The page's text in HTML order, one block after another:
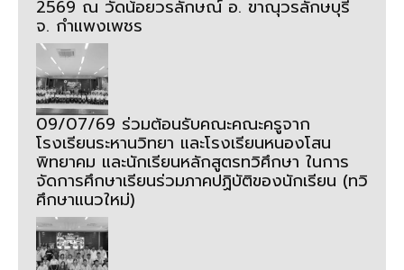
2569 ณ วัดน้อยวรลักษณ์ อ. ขาณุวรลักษบุรี
จ. กำแพงเพชร
09/07/69 ร่วมต้อนรับคณะคณะครูจาก
โรงเรียนระหานวิทยา และโรงเรียนหนองโสน
พิทยาคม และนักเรียนหลักสูตรทวิศึกษา ในการ
จัดการศึกษาเรียนร่วมภาคปฏิบัติของนักเรียน (ทวิ
ศึกษาแนวใหม่)